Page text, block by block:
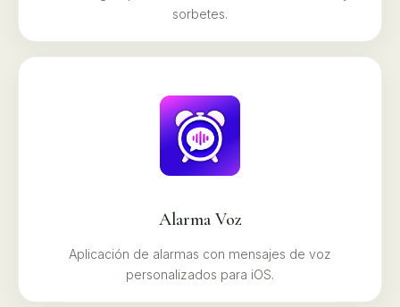
sorbetes.
Alarma Voz
Aplicación de alarmas con mensajes de voz
personalizados para iOS.